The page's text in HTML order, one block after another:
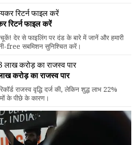
फाइल करें
देर से फाइलिंग पर दंड के बारे में जानें और हमारी
free सबमिशन सुनिश्चित करें।
करोड़ का राजस्व पार
राजस्व वृद्धि दर्ज की, लेकिन शुद्ध लाभ 22%
के पीछे के कारण।